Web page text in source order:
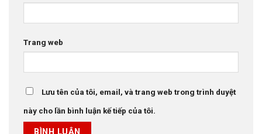
Trang web
Lưu tên của tôi, email, và trang web trong trình duyệt
này cho lần bình luận kế tiếp của tôi.